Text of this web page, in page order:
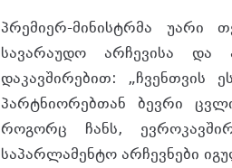
პრემიერ-მინისტრმა უარი
სავარაუდო არჩევისა და
დაკავშირებით: „ჩვენთვის
პარტნიორებთან ბევრი
როგორც ჩანს,
საპარლამენტო არჩევნები